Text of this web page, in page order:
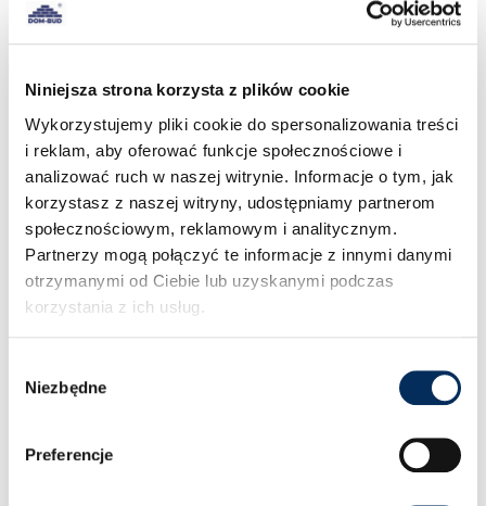
Niniejsza strona korzysta z plików cookie
Wykorzystujemy pliki cookie do spersonalizowania treści
i reklam, aby oferować funkcje społecznościowe i
analizować ruch w naszej witrynie. Informacje o tym, jak
korzystasz z naszej witryny, udostępniamy partnerom
społecznościowym, reklamowym i analitycznym.
Partnerzy mogą połączyć te informacje z innymi danymi
otrzymanymi od Ciebie lub uzyskanymi podczas
korzystania z ich usług.
zgody
Niezbędne
Preferencje
Meble na wymiar –
rozwiązanie
wszystkich
problemów
Niestandardowe wymiary poddasza wymagają
kreatywnego podejścia do prób umeblowania go.
Najlepiej sprawdzą się oczywiście meble robione na
wymiar, które będzie można idealnie dopasować do
kłopotliwych skosów. Szafy na ubrania i półki na książki
znajdzie się łóżko bądź biurko (w zależności od tego,
czy na poddaszu zdecydujemy się zorganizować
gabinet czy sypialnię). Zamiast dwudrzwiowej szafy na
ubrania zdecydujmy się na wybór komody z szufladami
– mebla równie pojemnego, a o wiele niższego, który